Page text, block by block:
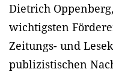
Dietrich
wichtigsten
Zeitungs- und
publizistischen